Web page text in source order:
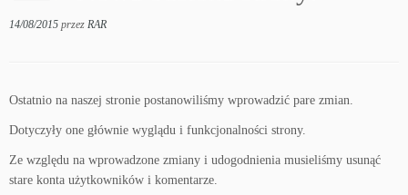
14/08/2015 przez RAR
Ostatnio na naszej stronie postanowiliśmy wprowadzić pare zmian.
Dotyczyły one głównie wyglądu i funkcjonalności strony.
Ze względu na wprowadzone zmiany i udogodnienia musieliśmy usunąć
stare konta użytkowników i komentarze.